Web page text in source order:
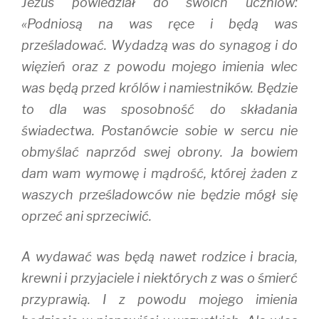
«Podniosą na was ręce i będą was
prześladować. Wydadzą was do synagog i do
więzień oraz z powodu mojego imienia wlec
was będą przed królów i namiestników. Będzie
to dla was sposobność do składania
świadectwa. Postanówcie sobie w sercu nie
obmyślać naprzód swej obrony. Ja bowiem
dam wam wymowę i mądrość, której żaden z
waszych prześladowców nie będzie mógł się
oprzeć ani sprzeciwić.
A wydawać was będą nawet rodzice i bracia,
krewni i przyjaciele i niektórych z was o śmierć
przyprawią. I z powodu mojego imienia